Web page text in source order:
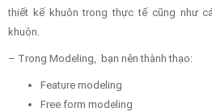
thiết kế khuôn trong thực tế cũng như
khuôn.
– Trong Modeling, bạn nên thành thạo:
Feature modeling
Free form modeling